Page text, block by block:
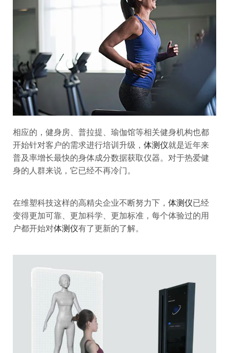
相应的，健身房、普拉提、瑜伽馆等相关健身机构也都
开始针对客户的需求进行培训升级， 体测仪就是近年来
普及率增长最快的身体成分数据获取仪器。对于热爱健
身的人群来说，它已经不再冷门。
在维塑科技这样的高精尖企业不断努力下， 体测仪已经
变得更加可靠、更加科学、更加标准，每个体验过的用
户都开始对体测仪有了更新的了解。